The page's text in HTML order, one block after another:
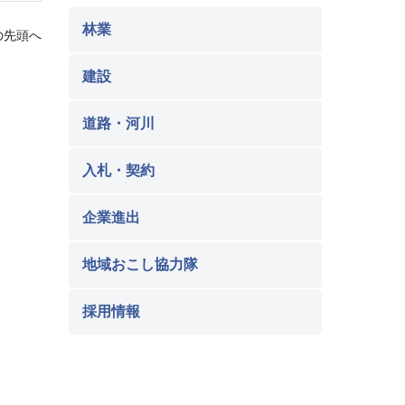
先頭へ 林業
建設
道路・河川
入札・契約
企業進出
地域おこし協力隊
採用情報